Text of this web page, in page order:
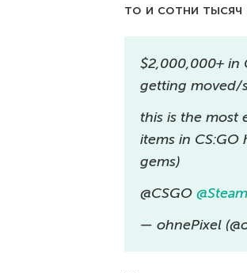
то и сотни
$2,000,000+ in
getting moved/
this is the most
items in
gems)
@CSGO @Steam
— ohnePixel